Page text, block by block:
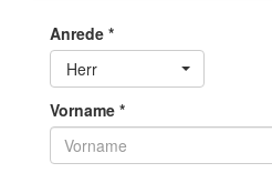
Anrede *
HerrToggle Dropdown
Vorname *